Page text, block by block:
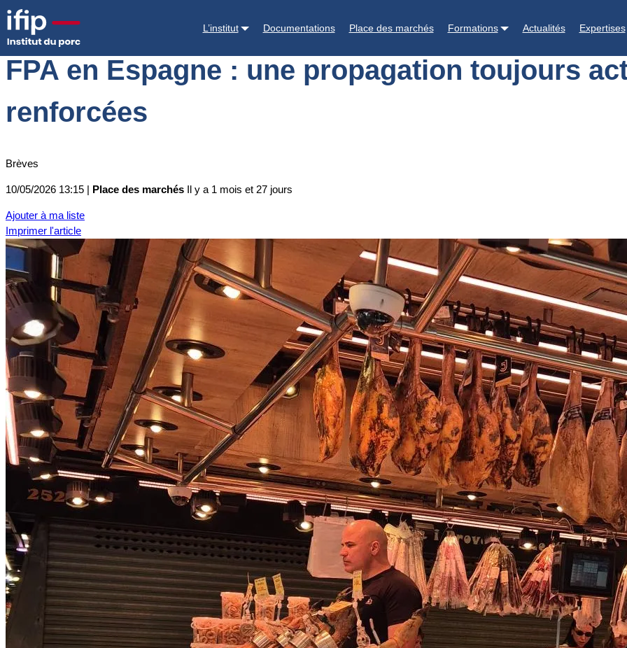
L’institut Documentations Place des marchés Formations Actualités Expertises
Accueil Place des marchés
FPA en Espagne : une propagation toujours
renforcées
Brèves
10/05/2026 13:15 | Place des marchés Il y a 1 mois et 27 jours
Ajouter à ma liste
Imprimer l'article